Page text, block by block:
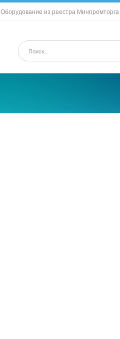
Оборудование из реестра Минпромторга